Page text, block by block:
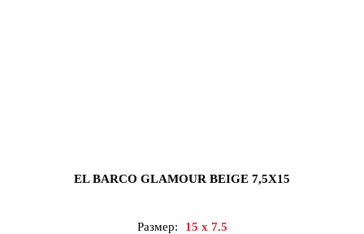
EL BARCO GLAMOUR BEIGE 7,5X15
Размер: 15 x 7.5